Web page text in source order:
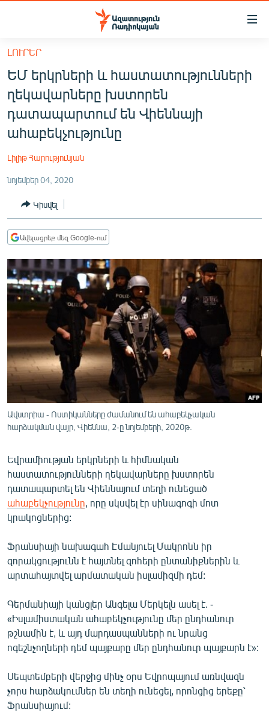
Մատչելիության
հիմնական
բովանդակությանը
Անցնել
հիմնական
մենյուին
Որոնում
ՀԱՅԱՍՏԱՆ
ՔԱՂԱՔԱԿԱՆ
ԸՆՏՐՈՒԹՅՈՒՆՆԵՐ 2026
ՊԱՏԵՐԱԶՄԻ 6 ՇԱԲԱԹՆԵՐԸ
ՏԱՐԱԾԱՇՐՋԱՆ
ՄԻՋԱԶԳԱՅԻՆ
ՄՇԱԿՈՒՅԹ
ՄԵԿՆԱԲԱՆՈՒԹՅՈՒՆ
ՏՏ ԵՒ ԻՆՏԵՐՆԵՏ
ԿՈՐՈՆԱՎԻՐՈՒՍ
ԱՐԽԻՎ
ՏԵՍԱՆՅՈՒԹԵՐ
ԲԱՆԱՎԵՃ
ՁԳՏԵԼՈՎ ԼԱՎԱԳՈՒՅՆԻՆ
ՓՈԴՔԱՍԹ
English
Русский
ՀԵՏԵՎԵՔ ՄԵԶ
«Ազատության» բոլոր կայքերը
ԼՈՒՐԵՐ
ԵՄ երկրների և հաստատությունների
ղեկավարները խստորեն
դատապարտում են Վիեննայի
ահաբեկչությունը
Լիլիթ Հարությունյան
նոյեմբեր 04, 2020
Կիսվել
Ավելացրեք մեզ Google-ում
Ավստրիա - Ոստիկանները ժամանում են ահաբեկչական
հարձակման վայր, Վիեննա, 2-ը նոյեմբերի, 2020թ.
Եվրամիության երկրների և հիմնական
հաստատությունների ղեկավարները խստորեն
դատապարտել են Վիեննայում տեղի ունեցած
ահաբեկչությունը , որը սկսվել էր սինագոգի մոտ
կրակոցներից:
Ֆրանսիայի նախագահ Էմանյուել Մակրոնն իր
զորակցությունն է հայտնել զոհերի ընտանիքներին և
արտահայտվել արմատական իսլամիզմի դեմ:
Գերմանիայի կանցլեր Անգելա Մերկելն ասել է. -
«Իսլամիստական ահաբեկչությունը մեր ընդհանուր
թշնամին է, և այդ մարդասպանների ու նրանց
ոգեշնչողների դեմ պայքարը մեր ընդհանուր պայքարն է»:
Սեպտեմբերի վերջից մինչ օրս Եվրոպայում առնվազն
չորս հարձակումներ են տեղի ունեցել, որոնցից երեքը՝
Ֆրանսիայում: